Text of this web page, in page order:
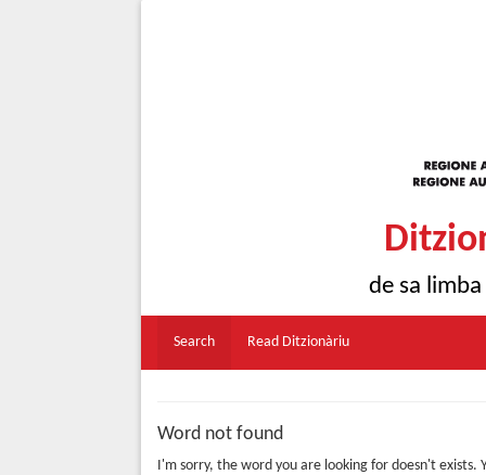
de sa
Search Read Ditzionàriu
Word not found
I'm sorry, the word you are looking for doesn't exists.